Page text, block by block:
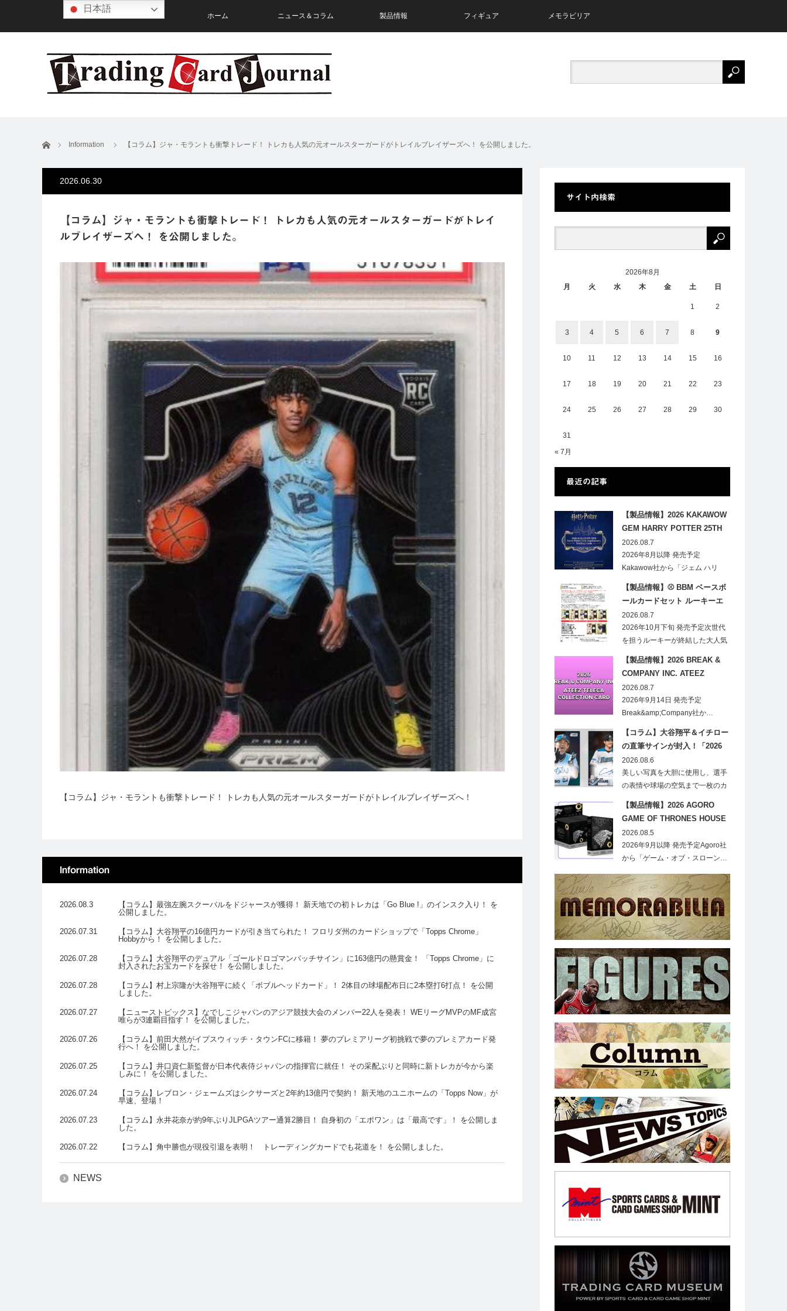
ホーム ニュース＆コラム 製品情報 フィギュア メモラビリア
ホーム Information 【コラム】ジャ・モラントも衝撃トレード！ トレカも人気の元オールスターガードがトレイルブレイザーズへ！ を公開しました。
2026.06.30
【コラム】ジャ・モラントも衝撃トレード！ トレカも人気の元オールスターガードがトレイ
ルブレイザーズへ！ を公開しました。
【コラム】ジャ・モラントも衝撃トレード！ トレカも人気の元オールスターガードがトレイルブレイザーズへ！
Information
2026.08.3
【コラム】最強左腕スクーバルをドジャースが獲得！ 新天地での初トレカは「Go Blue !」のインスク入り！ を
公開しました。
2026.07.31
【コラム】大谷翔平の16億円カードが引き当てられた！ フロリダ州のカードショップで「Topps Chrome」
Hobbyから！ を公開しました。
2026.07.28
【コラム】大谷翔平のデュアル「ゴールドロゴマンパッチサイン」に163億円の懸賞金！ 「Topps Chrome」に
封入されたお宝カードを探せ！ を公開しました。
2026.07.28
【コラム】村上宗隆が大谷翔平に続く「ボブルヘッドカード」！ 2体目の球場配布日に2本塁打6打点！ を公開
しました。
2026.07.27
【ニューストピックス】なでしこジャパンのアジア競技大会のメンバー22人を発表！ WEリーグMVPのMF成宮
唯らが3連覇目指す！ を公開しました。
2026.07.26
【コラム】前田大然がイプスウィッチ・タウンFCに移籍！ 夢のプレミアリーグ初挑戦で夢のプレミアカード発
行へ！ を公開しました。
2026.07.25
【コラム】井口資仁新監督が日本代表侍ジャパンの指揮官に就任！ その采配ぶりと同時に新トレカが今から楽
しみに！ を公開しました。
2026.07.24
【コラム】レブロン・ジェームズはシクサーズと2年約13億円で契約！ 新天地のユニホームの「Topps Now」が
早速、登場！
2026.07.23
【コラム】永井花奈が約9年ぶりJLPGAツアー通算2勝目！ 自身初の「エポワン」は「最高です」！ を公開しま
した。
2026.07.22 【コラム】角中勝也が現役引退を表明！ トレーディングカードでも花道を！ を公開しました。
NEWS
サイト内検索
2026年8月
月
火 水 木 金 土 日
1 2
3 4 5 6 7 8 9
10 11 12 13 14 15 16
17 18 19 20 21 22 23
24 25 26 27 28 29 30
31
« 7月
最近の記事
【製品情報】2026 KAKAWOW
GEM HARRY POTTER 25TH
ANNIVERSARY TRADING
CARDS HOBBY
2026.08.7
2026年8月以降 発売予定
Kakawow社から「ジェム ハリ
【製品情報】⚾ BBM ベースボ
ールカードセット ルーキーエ
ディションプレミアム 2026
2026.08.7
2026年10月下旬 発売予定次世代
を担うルーキーが終結した大人気
【製品情報】2026 BREAK &
COMPANY INC. ATEEZ
TELECA COLLECTION CARD
2026.08.7
2026年9月14日 発売予定
Break&amp;Company社か…
【コラム】大谷翔平＆イチロー
の直筆サインが封入！「2026
Topps NPB Stadium Club」が
見逃せない
2026.08.6
美しい写真を大胆に使用し、選手
の表情や球場の空気まで一枚のカ
【製品情報】2026 AGORO
GAME OF THRONES HOUSE
STARK BLIND BOX
2026.08.5
2026年9月以降 発売予定Agoro社
から「ゲーム・オブ・スローン…
日本語